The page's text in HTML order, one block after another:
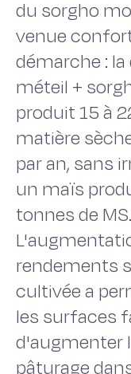
du sorgho
venue
démarche :
méteil +
produit 15 à
matière
par an, sans
un maïs
tonnes de MS.
rendements
cultivée a
les surfaces
d'augmenter
pâturage